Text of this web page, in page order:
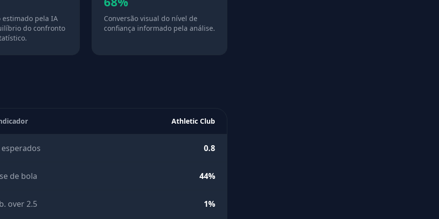
estimado pela IA
do confronto
Conversão visual do nível de
confiança informado pela análise.
Athletic Club
0.8
de bola 44%
over 2.5 1%